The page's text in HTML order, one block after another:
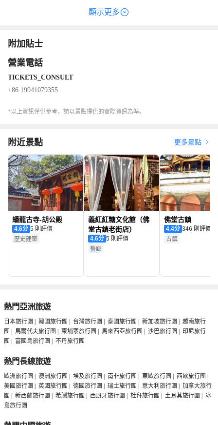
十分壯觀。大雄寶殿身後雲黃山頂的捨利塔更是風格獨特。
顯示更多
附加貼士
營業電話
TICKETS_CONSULT
+86 19941079355
*以上資訊僅供參考，請以景點提供的實際資訊為準。
附近景點 更多景點
蟠龍古寺-胡公殿
4.6分
5 則評價
歷史建築
義紅紅糖文化館（佛
堂古鎮老街店）
4.6分
5 則評價
藝廊
佛堂古鎮
4.4分
346 則評價
古鎮
熱門亞洲旅遊
日本旅行團 | 韓國旅行團 | 台灣旅行團 | 泰國旅行團 | 新加坡旅行團 | 越南旅行
團 | 馬爾代夫旅行團 | 柬埔寨旅行團 | 馬來西亞旅行團 | 沙巴旅行團 | 印尼旅行
團 | 富國島旅行團 | 不丹旅行團
熱門長線旅遊
歐洲旅行團 | 澳洲旅行團 | 埃及旅行團 | 南非旅行團 | 東歐旅行團 | 西歐旅行團 |
美國旅行團 | 英國旅行團 | 德國旅行團 | 瑞士旅行團 | 意大利旅行團 | 加拿大旅行
團 | 新西蘭旅行團 | 希臘旅行團 | 西班牙旅行團 | 杜拜旅行團 | 土耳其旅行團 | 冰
島旅行團